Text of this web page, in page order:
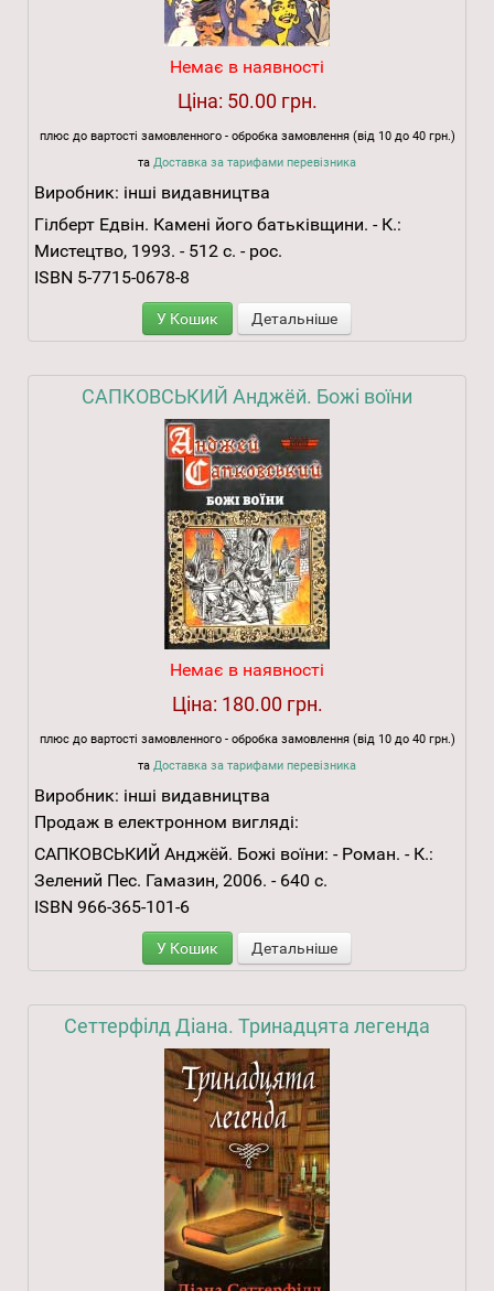
Немає в наявності
Ціна: 50.00 грн.
плюс до вартості замовленного - обробка замовлення (від 10 до 40 грн.)
та Доставка за тарифами перевізника
Виробник: інші видавництва
Гілберт Едвін. Камені його батьківщини. - К.:
Мистецтво, 1993. - 512 с. - рос.
ISBN 5-7715-0678-8
У Кошик Детальніше
САПКОВСЬКИЙ Анджёй. Божі воїни
Немає в наявності
Ціна: 180.00 грн.
плюс до вартості замовленного - обробка замовлення (від 10 до 40 грн.)
та Доставка за тарифами перевізника
Виробник: інші видавництва
Продаж в електронном вигляді:
САПКОВСЬКИЙ Анджёй. Божі воїни: - Роман. - К.:
Зелений Пес. Гамазин, 2006. - 640 с.
ISBN 966-365-101-6
У Кошик Детальніше
Сеттерфілд Діана. Тринадцята легенда